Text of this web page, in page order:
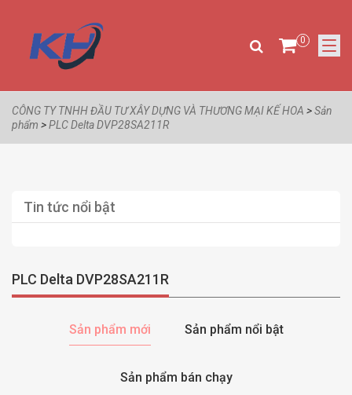
0
CÔNG TY TNHH ĐẦU TƯ XÂY DỰNG VÀ THƯƠNG MẠI KẾ HOA >Sản
phẩm >PLC Delta DVP28SA211R
Tin tức nổi bật
PLC Delta DVP28SA211R
Sản phẩm mới Sản phẩm nổi bật
Sản phẩm bán chạy